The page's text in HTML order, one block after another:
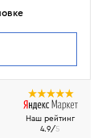
Наш рейтинг
4.9/5